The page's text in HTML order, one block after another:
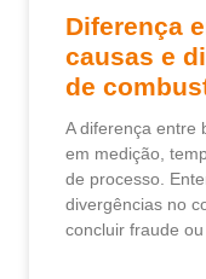
Diferença
causas e
de
A diferença entre
em medição,
de processo.
divergências no
concluir fraude